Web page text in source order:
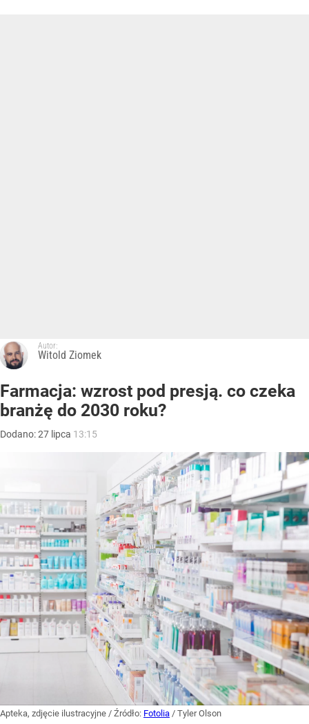
Autor:
Witold Ziomek
Farmacja: wzrost pod presją. co czeka
branżę do 2030 roku?
Dodano:27 lipca 13:15
Apteka, zdjęcie ilustracyjne / Źródło: Fotolia / Tyler Olson